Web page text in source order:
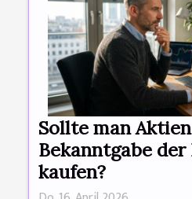
Sollte man
Bekanntgabe der
kaufen?